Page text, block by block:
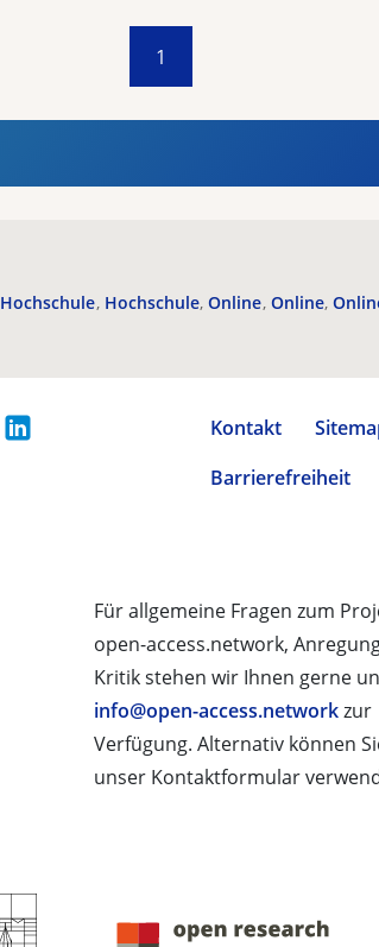
1
Hochschule Hochschule Online Online
Kontakt
Barrierefreiheit
Für allgemeine Fragen zum
open-access.network,
Kritik stehen wir Ihnen gerne
info@open-access.networkzur
Verfügung. Alternativ können
unser Kontaktformular